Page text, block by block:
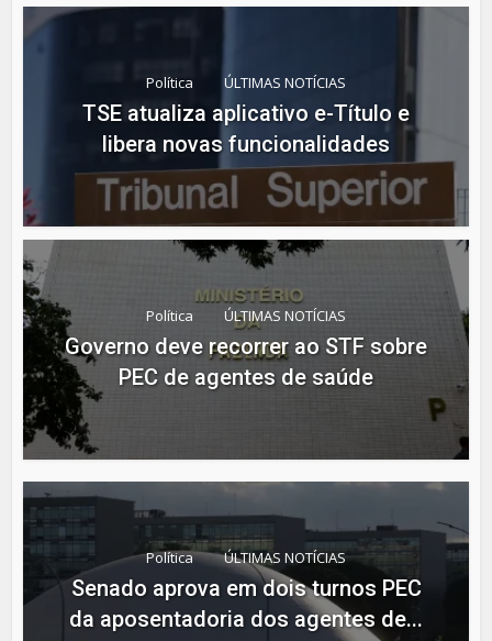
Política ÚLTIMAS NOTÍCIAS
TSE atualiza aplicativo e-Título e
libera novas funcionalidades
Política ÚLTIMAS NOTÍCIAS
Governo deve recorrer ao STF sobre
PEC de agentes de saúde
Política ÚLTIMAS NOTÍCIAS
Senado aprova em dois turnos PEC
da aposentadoria dos agentes de...